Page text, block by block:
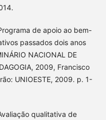
de apoio ao bem-
passados dois anos
NACIONAL DE
2009, Francisco
UNIOESTE, 2009. p. 1-
qualitativa de